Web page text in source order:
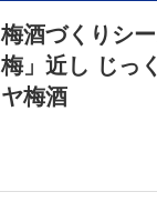
梅酒づくりシ
梅」近し じっ
ヤ梅酒